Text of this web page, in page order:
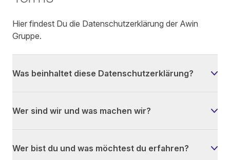
Hier findest Du die Datenschutzerklärung der Awin
Gruppe.
Was beinhaltet diese Datenschutzerklärung?
Wer sind wir und was machen wir?
Wer bist du und was möchtest du erfahren?